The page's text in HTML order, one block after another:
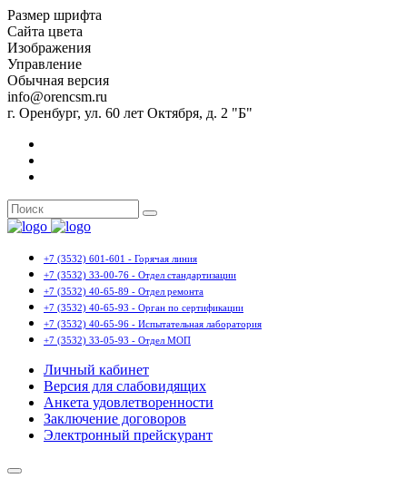
Размер шрифта
Сайта цвета
Изображения
Управление
Обычная версия
info@orencsm.ru
г. Оренбург, ул. 60 лет Октября, д. 2 "Б"
+7 (3532) 601-601 - Горячая линия
+7 (3532) 33-00-76 - Отдел стандартизации
+7 (3532) 40-65-89 - Отдел ремонта
+7 (3532) 40-65-93 - Орган по сертификации
+7 (3532) 40-65-96 - Испытательная лаборатория
+7 (3532) 33-05-93 - Отдел МОП
Личный кабинет
Версия для слабовидящих
Анкета удовлетворенности
Заключение договоров
Электронный прейскурант